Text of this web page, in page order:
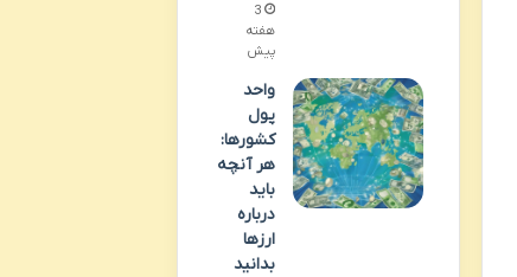
3
هفته
پیش
واحد
پول
کشورها:
هر آنچه
باید
درباره
ارزها
بدانید